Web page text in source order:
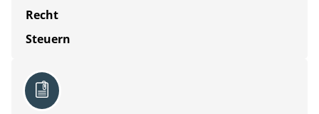
Recht
Steuern